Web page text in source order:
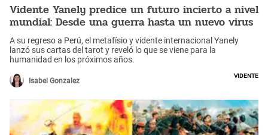
Vidente Yanely predice un futuro incierto a nivel
mundial: Desde una guerra hasta un nuevo virus
A su regreso a Perú, el metafísio y vidente internacional Yanely
lanzó sus cartas del tarot y reveló lo que se viene para la
humanidad en los próximos años.
Isabel Gonzalez
Vidente